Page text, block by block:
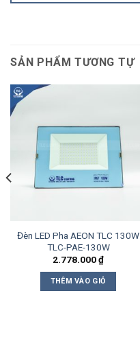
SẢN PHẨM TƯƠNG TỰ
Đèn LED Pha AEON TLC 130W
TLC-PAE-130W
2.778.000₫
THÊM VÀO GIỎ